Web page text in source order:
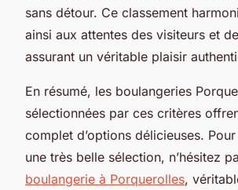
sans détour. Ce classement
ainsi aux attentes des visiteurs et
assurant un véritable plaisir
En résumé, les boulangeries
sélectionnées par ces critères
complet d’options délicieuses.
une très belle sélection, n’hésitez
boulangerie à Porquerolles,